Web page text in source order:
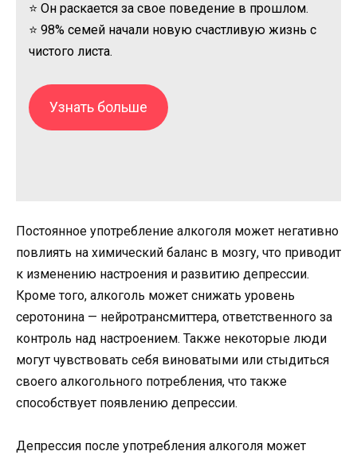
⭐ Он раскается за свое поведение в прошлом.
⭐ 98% семей начали новую счастливую жизнь с
чистого листа.
Узнать больше
Постоянное употребление алкоголя может негативно
повлиять на химический баланс в мозгу, что приводит
к изменению настроения и развитию депрессии.
Кроме того, алкоголь может снижать уровень
серотонина — нейротрансмиттера, ответственного за
контроль над настроением. Также некоторые люди
могут чувствовать себя виноватыми или стыдиться
своего алкогольного потребления, что также
способствует появлению депрессии.
Депрессия после употребления алкоголя может